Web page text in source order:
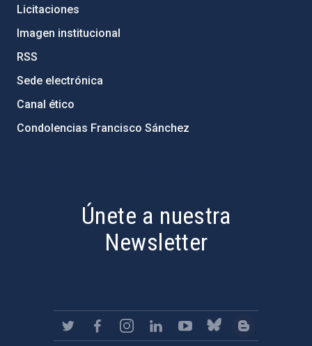
Licitaciones
Imagen institucional
RSS
Sede electrónica
Canal ético
Condolencias Francisco Sánchez
Únete a nuestra
Newsletter